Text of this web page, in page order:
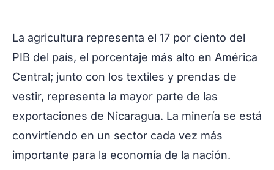
La agricultura representa el 17 por ciento del
PIB del país, el porcentaje más alto en América
Central; junto con los textiles y prendas de
vestir, representa la mayor parte de las
exportaciones de Nicaragua. La minería se está
convirtiendo en un sector cada vez más
importante para la economía de la nación.